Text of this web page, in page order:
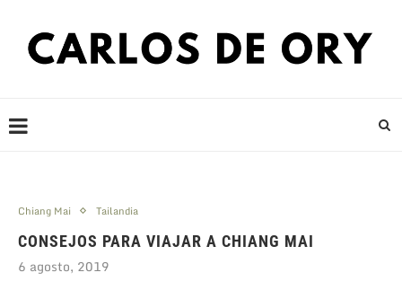
Chiang Mai Tailandia
CONSEJOS PARA VIAJAR A CHIANG MAI
6 agosto, 2019